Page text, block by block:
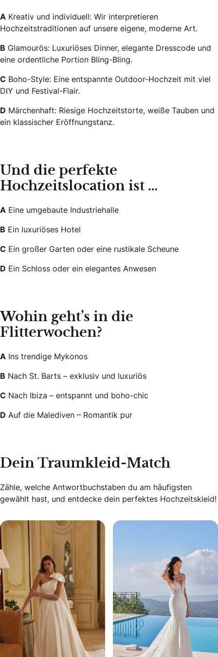
A Kreativ und individuell: Wir interpretieren
Hochzeitstraditionen auf unsere eigene, moderne Art.
B Glamourös: Luxuriöses Dinner, elegante Dresscode und
eine ordentliche Portion Bling-Bling.
C Boho-Style: Eine entspannte Outdoor-Hochzeit mit viel
DIY und Festival-Flair.
D Märchenhaft: Riesige Hochzeitstorte, weiße Tauben und
ein klassischer Eröffnungstanz.
Und die perfekte
Hochzeitslocation ist …
A Eine umgebaute Industriehalle
B Ein luxuriöses Hotel
C Ein großer Garten oder eine rustikale Scheune
D Ein Schloss oder ein elegantes Anwesen
Wohin geht’s in die
Flitterwochen?
A Ins trendige Mykonos
B Nach St. Barts – exklusiv und luxuriös
C Nach Ibiza – entspannt und boho-chic
D Auf die Malediven – Romantik pur
Dein Traumkleid-Match
Zähle, welche Antwortbuchstaben du am häufigsten
gewählt hast, und entdecke dein perfektes Hochzeitskleid!